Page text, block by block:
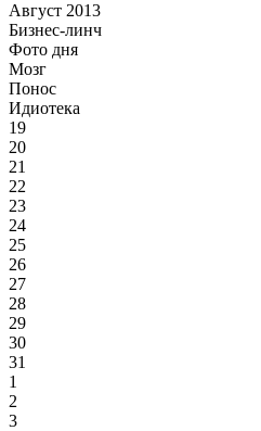
Август 2013
Бизнес-линч
Фото дня
Мозг
Понос
Идиотека
19
20
21
22
23
24
25
26
27
28
29
30
31
1
2
3